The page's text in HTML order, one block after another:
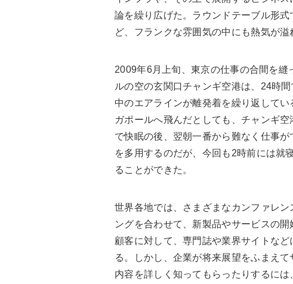
論を繰り広げた。ラウンドテーブル形式
ど、フランクな雰囲気の中にも熱気が溢
2009年6月上旬、東京の仕事の合間を
ルの空の玄関口チャンギ空港は、24時
中のエアラインが離発着を繰り返して
ガポールへ飛んだとしても、チャンギ
で快眠の後、翌朝一番から難なく仕事
を多用するのだが、今回も2時前には就
ることができた。
世界各地では、さまざまなカンファレ
ングを合わせて、新製品やサービスの
顧客に対して、専門誌や業界サイトな
る。しかし、企業が将来展望をふまえ
内容を詳しく知ってもらったりするには